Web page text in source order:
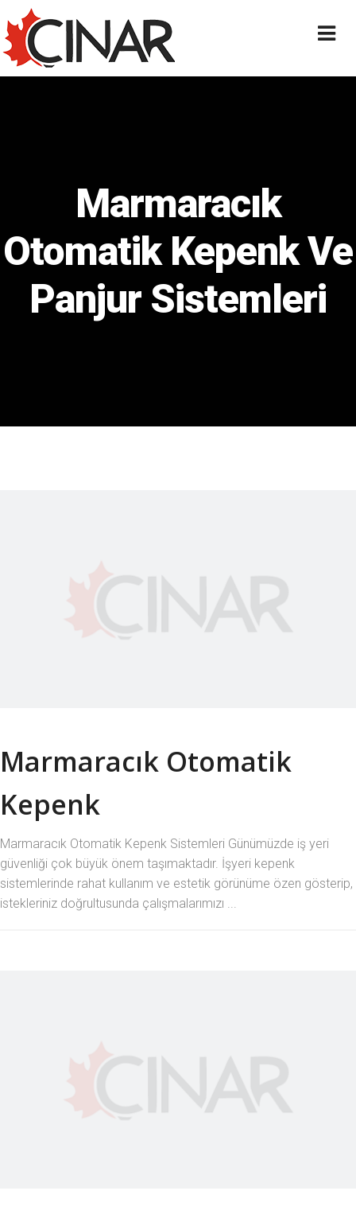
Marmaracık
Otomatik Kepenk Ve
Panjur Sistemleri
Marmaracık Otomatik
Kepenk
Marmaracık Otomatik Kepenk Sistemleri Günümüzde iş yeri
güvenliği çok büyük önem taşımaktadır. İşyeri kepenk
sistemlerinde rahat kullanım ve estetik görünüme özen gösterip,
istekleriniz doğrultusunda çalışmalarımızı ...